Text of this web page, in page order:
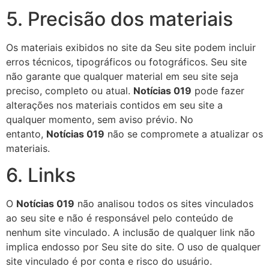
5. Precisão dos materiais
Os materiais exibidos no site da Seu site podem incluir
erros técnicos, tipográficos ou fotográficos. Seu site
não garante que qualquer material em seu site seja
preciso, completo ou atual. Notícias 019 pode fazer
alterações nos materiais contidos em seu site a
qualquer momento, sem aviso prévio. No
entanto, Notícias 019 não se compromete a atualizar os
materiais.
6. Links
O Notícias 019 não analisou todos os sites vinculados
ao seu site e não é responsável pelo conteúdo de
nenhum site vinculado. A inclusão de qualquer link não
implica endosso por Seu site do site. O uso de qualquer
site vinculado é por conta e risco do usuário.